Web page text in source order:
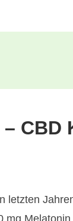
CBD
letzten
mg